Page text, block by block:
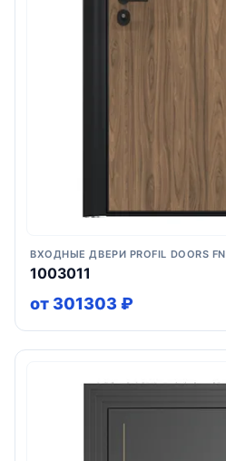
ВХОДНЫЕ ДВЕРИ PROFIL DOORS FN
1003011
от 301303 ₽